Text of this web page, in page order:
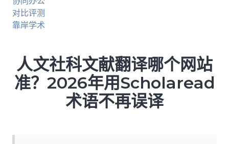
对比评测
靠岸学术
人文社科文献翻译哪个网站
准？2026年用Scholaread
术语不再误译